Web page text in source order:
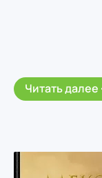
Читать далее